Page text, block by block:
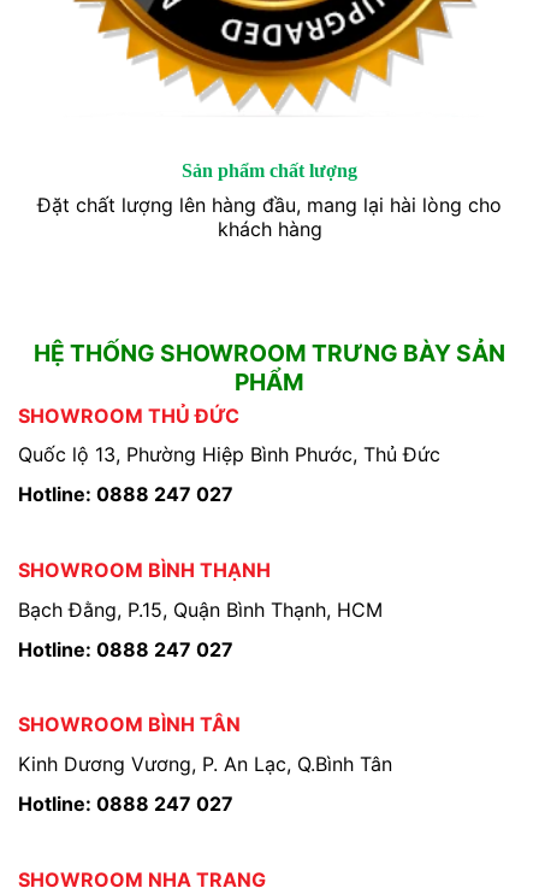
Sản phẩm chất lượng
Đặt chất lượng lên hàng đầu, mang lại hài lòng cho
khách hàng
HỆ THỐNG SHOWROOM TRƯNG BÀY SẢN
PHẨM
SHOWROOM THỦ ĐỨC
Quốc lộ 13, Phường Hiệp Bình Phước, Thủ Đức
Hotline: 0888 247 027
SHOWROOM BÌNH THẠNH
Bạch Đằng, P.15, Quận Bình Thạnh, HCM
Hotline: 0888 247 027
SHOWROOM BÌNH TÂN
Kinh Dương Vương, P. An Lạc, Q.Bình Tân
Hotline: 0888 247 027
SHOWROOM NHA TRANG